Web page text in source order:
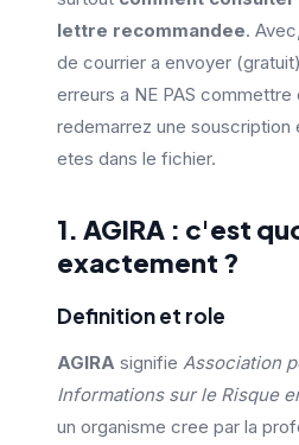
lettre recommandee.
de courrier a envoyer
erreurs a NE PAS commettre
redemarrez une souscription
etes dans le fichier.
1. AGIRA : c'est
exactement ?
Definition et role
AGIRA signifie Association
Informations sur le Risque
un organisme cree par la